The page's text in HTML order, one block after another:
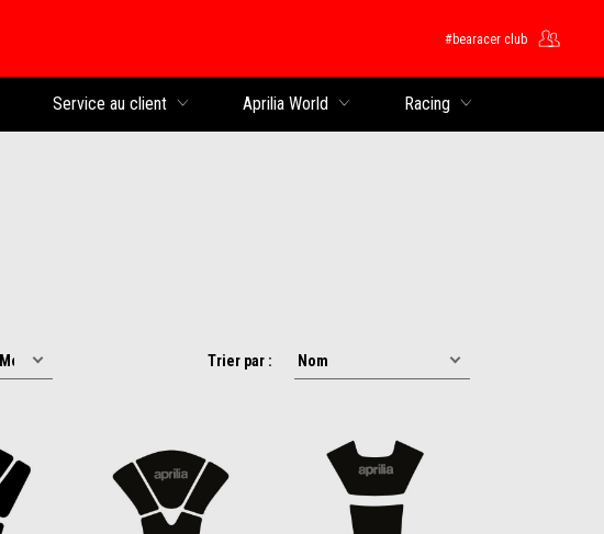
#bearacer club
Service au client Aprilia World Racing
Trier par :